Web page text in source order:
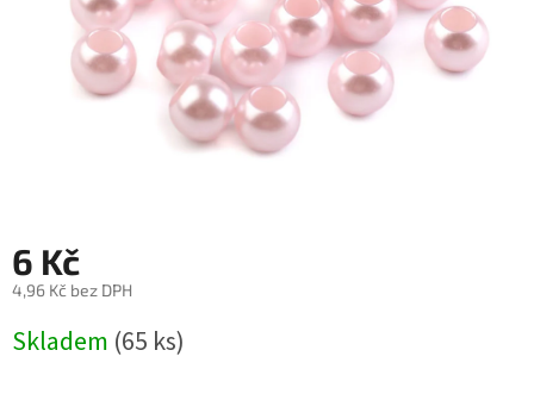
6 Kč
4,96 Kč bez DPH
cena:
Skladem (65 ks)